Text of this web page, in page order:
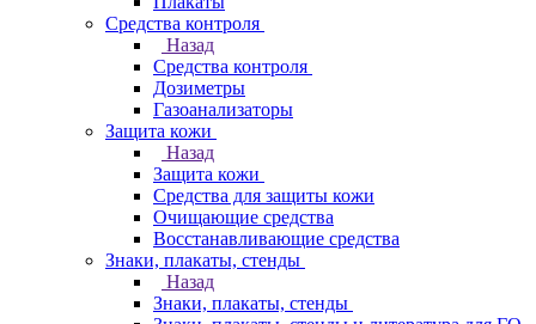
Средства контроля
Назад
Средства контроля
Дозиметры
Газоанализаторы
Защита кожи
Назад
Защита кожи
Средства для защиты кожи
Очищающие средства
Восстанавливающие средства
Знаки, плакаты, стенды
Назад
Знаки, плакаты, стенды